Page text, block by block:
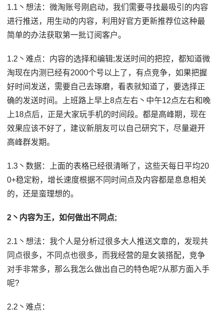
1.1丶想法：微淘账号刚启动，我们需要寻找最吸引的内容
进行推送，用生动的内容，利用好官方更新推荐位这种最
简单的办法获取第一批订阅客户。
1.2丶难点：内容的选择和编辑;发送时间的把控，都知道微
淘现在内测已经有2000个号以上了，有点竞争，如果把握
好时间发送，需要自己去琢磨，看表就知道了，要选择正
确的发送时间。上班路上早上8点左右丶中午12点左右和晚
上18点后，正是大家玩手机的时间段。都是高峰期，现在
效果应该不好了，建议新朋友可以自己研究下，尽量避开
高峰群发期。
1.3丶数据：上面的表格已经很清晰了，这些天每日平均20
0+稳定粉，增长速度根据不同时间点及内容都是息息相关
的，还是蛮理想的。
2丶内容为王，如何做出不同点;
2.1丶想法：我个人是分析过很多大人推送文章的，发现共
同点很多，不同点也很多，而我经营的是女装搭配，竞争
对手非常多，那么我怎么做出自己的特色呢?从那方面入手
呢?
2.2丶难点：